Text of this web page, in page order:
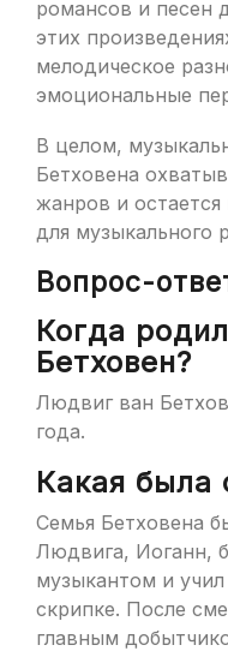
романсов и песен
этих
мелодическое
эмоциональные
В целом,
Бетховена
жанров и
для музыкального
Вопрос-
Когда
Бетховен?
Людвиг ван
года.
Какая была
Семья Бетховена
Людвига, Иоганн,
музыкантом и
скрипке. После
главным